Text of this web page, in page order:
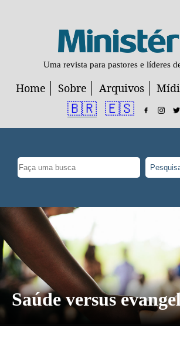
Uma revista para pastores e líderes
Home Sobre Arquivos
🇧🇷 🇪🇸
Saúde versus